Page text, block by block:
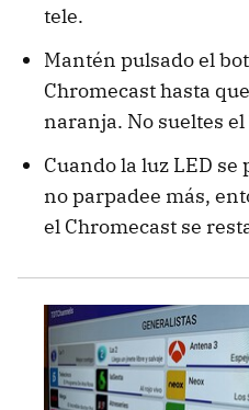
tele.
Mantén pulsado el
Chromecast hasta
naranja. No sueltes
Cuando la luz LED
no parpadee más,
el Chromecast se